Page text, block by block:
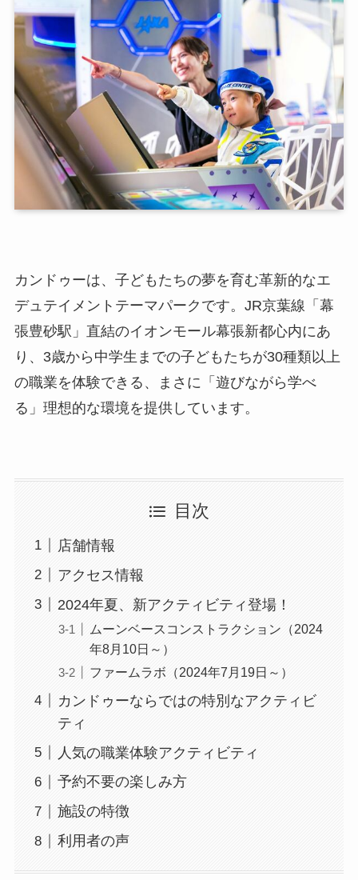
カンドゥーは、子どもたちの夢を育む革新的なエ
デュテイメントテーマパークです。JR京葉線「幕
張豊砂駅」直結のイオンモール幕張新都心内にあ
り、3歳から中学生までの子どもたちが30種類以上
の職業を体験できる、まさに「遊びながら学べ
る」理想的な環境を提供しています。
目次
店舗情報
アクセス情報
2024年夏、新アクティビティ登場！
ムーンベースコンストラクション（2024
年8月10日～）
ファームラボ（2024年7月19日～）
カンドゥーならではの特別なアクティビ
ティ
人気の職業体験アクティビティ
予約不要の楽しみ方
施設の特徴
利用者の声